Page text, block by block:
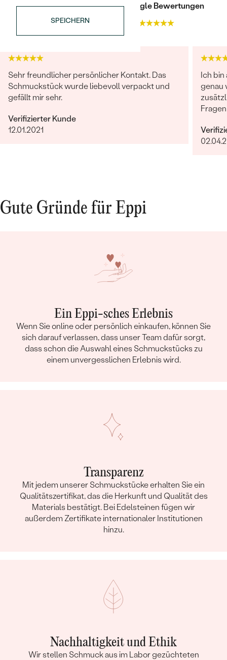
Bestseller
SPEICHERN
Trusted shop BewertungenGoogle Bewertungen
Sehr freundlicher persönlicher Kontakt. Das
Schmuckstück wurde liebevoll verpackt und
gefällt mir sehr.
Verifizierter Kunde
12.01.2021
Ich
genau
Gute Gründe für Eppi
Ein Eppi-sches Erlebnis
Wenn Sie online oder persönlich einkaufen, können Sie
sich darauf verlassen, dass unser Team dafür sorgt,
dass schon die Auswahl eines Schmuckstücks zu
einem unvergesslichen Erlebnis wird.
Transparenz
Mit jedem unserer Schmuckstücke erhalten Sie ein
Qualitätszertifikat, das die Herkunft und Qualität des
Materials bestätigt. Bei Edelsteinen fügen wir
außerdem Zertifikate internationaler Institutionen
hinzu.
Nachhaltigkeit und Ethik
Wir stellen Schmuck aus im Labor gezüchteten